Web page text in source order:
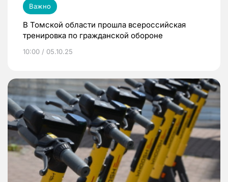
Важно
В Томской области прошла всероссийская
тренировка по гражданской обороне
10:00 / 05.10.25